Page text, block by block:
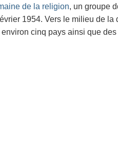
de la religion, un groupe
1954. Vers le milieu de la
cinq pays ainsi que